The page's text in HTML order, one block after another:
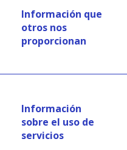
Información que
otros nos
proporcionan
Información
sobre el uso de
servicios
Información
sobre el uso de